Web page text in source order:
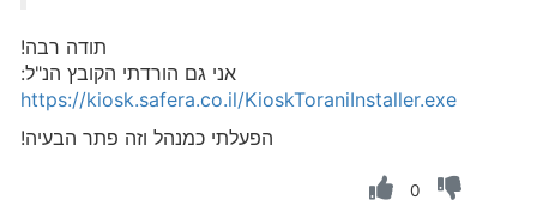
תודה רבה!
אני גם הורדתי הקובץ הנ"ל:
https://kiosk.safera.co.il/KioskToraniInstaller.exe
הפעלתי כמנהל וזה פתר הבעיה!
0